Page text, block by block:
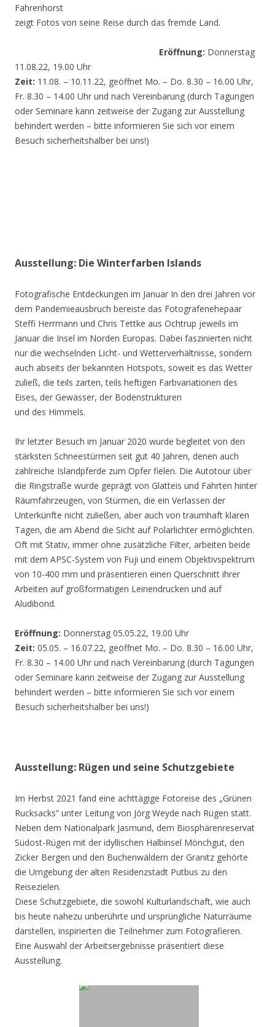
Fahrenhorst
zeigt Fotos von seine Reise durch das fremde Land.
Eröffnung: Donnerstag
11.08.22, 19.00 Uhr
Zeit: 11.08. – 10.11.22, geöffnet Mo. – Do. 8.30 – 16.00 Uhr,
Fr. 8.30 – 14.00 Uhr und nach Vereinbarung (durch Tagungen
oder Seminare kann zeitweise der Zugang zur Ausstellung
behindert werden – bitte informieren Sie sich vor einem
Besuch sicherheitshalber bei uns!)
Ausstellung: Die Winterfarben Islands
Fotografische Entdeckungen im Januar In den drei Jahren vor
dem Pandemieausbruch bereiste das Fotografenehepaar
Steffi Herrmann und Chris Tettke aus Ochtrup jeweils im
Januar die Insel im Norden Europas. Dabei faszinierten nicht
nur die wechselnden Licht- und Wetterverhältnisse, sondern
auch abseits der bekannten Hotspots, soweit es das Wetter
zuließ, die teils zarten, teils heftigen Farbvariationen des
Eises, der Gewässer, der Bodenstrukturen
und des Himmels.
Ihr letzter Besuch im Januar 2020 wurde begleitet von den
stärksten Schneestürmen seit gut 40 Jahren, denen auch
zahlreiche Islandpferde zum Opfer fielen. Die Autotour über
die Ringstraße wurde geprägt von Glatteis und Fahrten hinter
Räumfahrzeugen, von Stürmen, die ein Verlassen der
Unterkünfte nicht zuließen, aber auch von traumhaft klaren
Tagen, die am Abend die Sicht auf Polarlichter ermöglichten.
Oft mit Stativ, immer ohne zusätzliche Filter, arbeiten beide
mit dem APSC-System von Fuji und einem Objektivspektrum
von 10-400 mm und präsentieren einen Querschnitt ihrer
Arbeiten auf großformatigen Leinendrucken und auf
Aludibond.
Eröffnung: Donnerstag 05.05.22, 19.00 Uhr
Zeit: 05.05. – 16.07.22, geöffnet Mo. – Do. 8.30 – 16.00 Uhr,
Fr. 8.30 – 14.00 Uhr und nach Vereinbarung (durch Tagungen
oder Seminare kann zeitweise der Zugang zur Ausstellung
behindert werden – bitte informieren Sie sich vor einem
Besuch sicherheitshalber bei uns!)
Ausstellung: Rügen und seine Schutzgebiete
Im Herbst 2021 fand eine achttägige Fotoreise des „Grünen
Rucksacks“ unter Leitung von Jörg Weyde nach Rügen statt.
Neben dem Nationalpark Jasmund, dem Biosphärenreservat
Südost-Rügen mit der idyllischen Halbinsel Mönchgut, den
Zicker Bergen und den Buchenwäldern der Granitz gehörte
die Umgebung der alten Residenzstadt Putbus zu den
Reisezielen.
Diese Schutzgebiete, die sowohl Kulturlandschaft, wie auch
bis heute nahezu unberührte und ursprüngliche Naturräume
darstellen, inspirierten die Teilnehmer zum Fotografieren.
Eine Auswahl der Arbeitsergebnisse präsentiert diese
Ausstellung.